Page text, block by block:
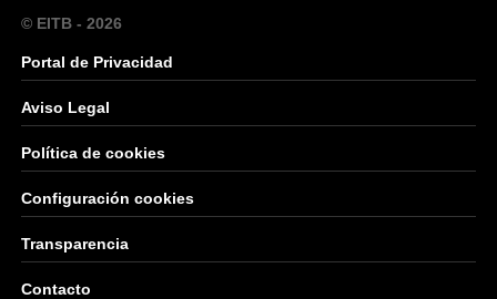
© EITB - 2026
Portal de Privacidad
Aviso Legal
Política de cookies
Configuración cookies
Transparencia
Contacto